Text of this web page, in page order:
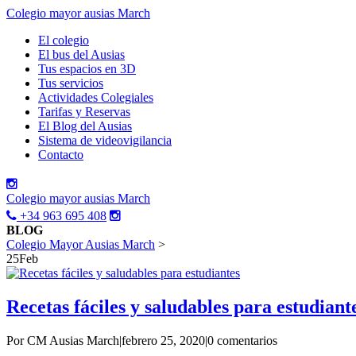
Colegio mayor ausias March
El colegio
El bus del Ausias
Tus espacios en 3D
Tus servicios
Actividades Colegiales
Tarifas y Reservas
El Blog del Ausias
Sistema de videovigilancia
Contacto
Colegio mayor ausias March
+34 963 695 408
BLOG
Colegio Mayor Ausias March >
25Feb
Recetas fáciles y saludables para
Por CM Ausias March|febrero 25, 2020|0 comentarios